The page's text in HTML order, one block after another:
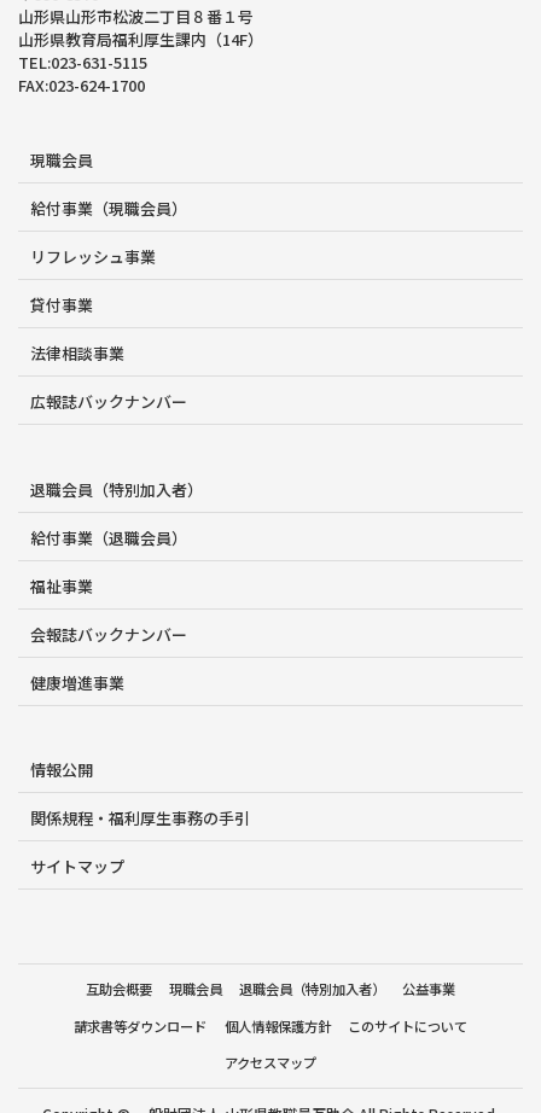
山形県山形市松波二丁目８番１号
山形県教育局福利厚生課内（14F）
TEL:023-631-5115
FAX:023-624-1700
現職会員
給付事業（現職会員）
リフレッシュ事業
貸付事業
法律相談事業
広報誌バックナンバー
退職会員（特別加入者）
給付事業（退職会員）
福祉事業
会報誌バックナンバー
健康増進事業
情報公開
関係規程・福利厚生事務の手引
サイトマップ
互助会概要 現職会員 退職会員（特別加入者）
公益事業
請求書等ダウンロード
個人情報保護方針
このサイトについて
アクセスマップ